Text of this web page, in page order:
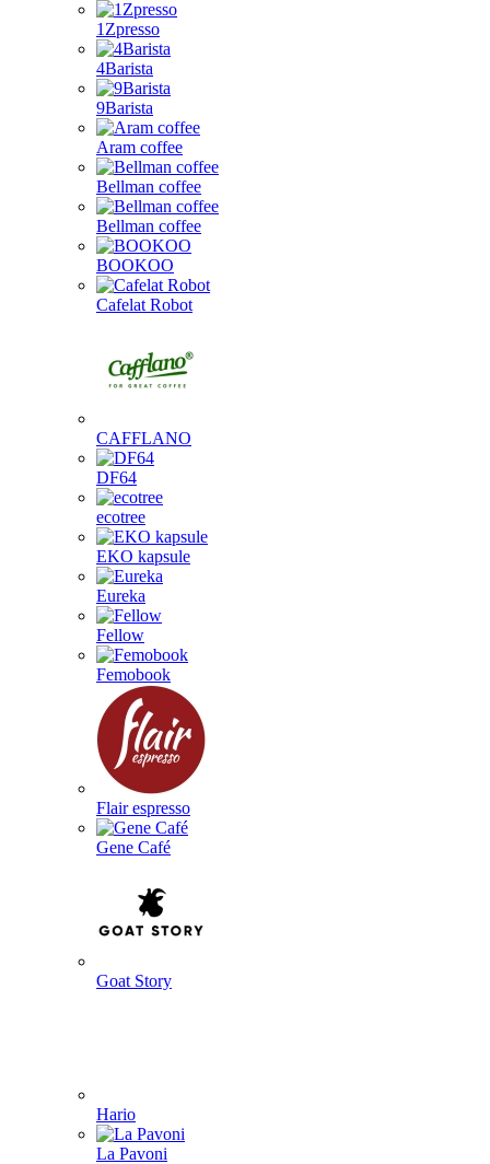
1Zpresso
4Barista
9Barista
Aram coffee
Bellman coffee
Bellman coffee
BOOKOO
Cafelat Robot
CAFFLANO
DF64
ecotree
EKO kapsule
Eureka
Fellow
Femobook
Flair espresso
Gene Café
Goat Story
Hario
La Pavoni